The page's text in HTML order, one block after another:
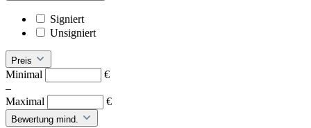
Signiert
Unsigniert
Preis
Minimal
€
–
Maximal
€
Bewertung mind.